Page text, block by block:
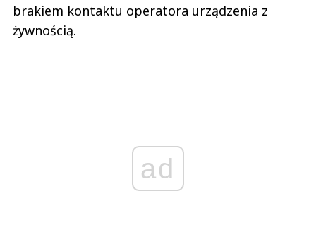
brakiem kontaktu operatora urządzenia z
żywnością.
ad